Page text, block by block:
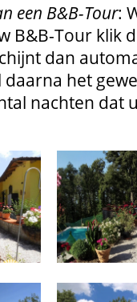
een B&B-Tour:
B&B-Tour klik
dan
het
nachten dat